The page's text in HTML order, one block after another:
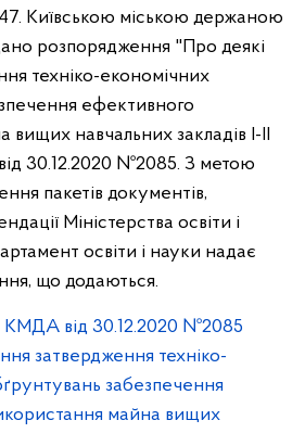
Київською міською держаною
розпорядження "Про деякі
техніко-економічних
ефективного
навчальних закладів І-ІІ
від 30.12.2020 №2085. З метою
пакетів документів,
Міністерства освіти і
освіти і науки надає
що додаються.
КМДА від 30.12.2020 №2085
затвердження техніко-
забезпечення
майна вищих